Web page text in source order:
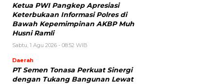
Ketua PWI Pangkep Apresiasi
Keterbukaan Informasi Polres di
Bawah Kepemimpinan AKBP Muh
Husni Ramli
Sabtu, 1 Agu 2026 - 08:52 WIB
Daerah
PT Semen Tonasa Perkuat Sinergi
dengan Tukang Bangunan Lewat